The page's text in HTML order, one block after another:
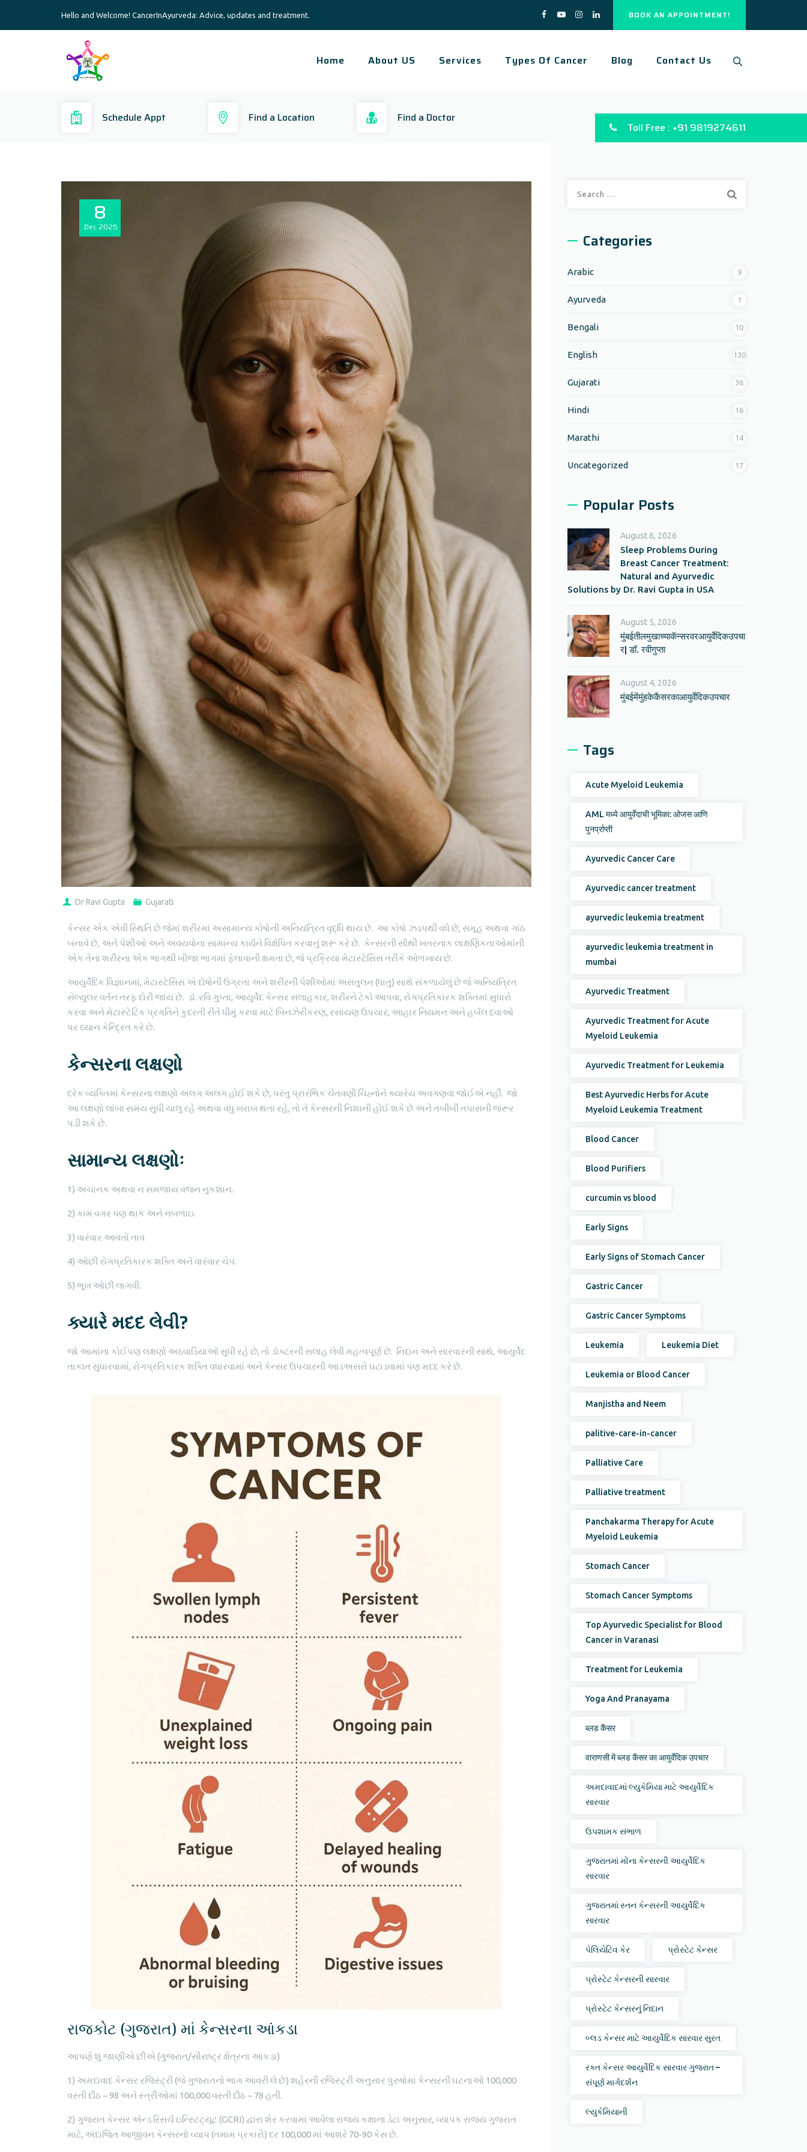
Hello and Welcome! CancerInAyurveda: Advice, updates and treatment. BOOK AN APPOINTMENT!
Home About US Services Types Of Cancer Blog Contact Us
Schedule Appt Find a Location Find a Doctor
Toll Free : +91 9819274611
8
Dec 2025
Dr Ravi Gupta Gujarati
કેન્સર એક એવી સ્થિતિ છે જેમાં શરીરમાં અસામાન્ય કોષોની અનિયંત્રિત વૃદ્ધિ થાય છે. આ કોષો ઝડપથી વધે છે, સમૂહ અથવા ગાંઠ
બનાવે છે, અને પેશીઓ અને અવયવોના સામાન્ય કાર્યને વિક્ષેપિત કરવાનું શરૂ કરે છે. કેન્સરની સૌથી ખતરનાક લાક્ષણિકતાઓમાંની
એક તેના શરીરના એક ભાગથી બીજા ભાગમાં ફેલાવાની ક્ષમતા છે, જે પ્રક્રિયા મેટાસ્ટેસિસ તરીકે ઓળખાય છે.
આયુર્વેદિક વિજ્ઞાનમાં, મેટાસ્ટેસિસ એ દોષોની ઉગ્રતા અને શરીરની પેશીઓમાં અસંતુલન (ધાતુ) સાથે સંકળાયેલું છે જે અનિયંત્રિત
સેલ્યુલર વર્તન તરફ દોરી જાય છે. ડૉ. રવિ ગુપ્તા, આયુર્વેદ કેન્સર સલાહકાર, શરીરને ટેકો આપવા, રોગપ્રતિકારક શક્તિમાં સુધારો
કરવા અને મેટાસ્ટેટિક પ્રગતિને કુદરતી રીતે ધીમું કરવા માટે બિનઝેરીકરણ, રસાયણ ઉપચાર, આહાર નિયમન અને હર્બલ દવાઓ
પર ધ્યાન કેન્દ્રિત કરે છે.
કેન્સરના લક્ષણો
દરેક વ્યક્તિમાં કેન્સરના લક્ષણો અલગ અલગ હોઈ શકે છે, પરંતુ પ્રારંભિક ચેતવણી ચિહ્નોને ક્યારેય અવગણવા જોઈએ નહીં. જો
આ લક્ષણો લાંબા સમય સુધી ચાલુ રહે અથવા વધુ ખરાબ થતા રહે, તો તે કેન્સરની નિશાની હોઈ શકે છે અને તબીબી તપાસની જરૂર
પડી શકે છે.
સામાન્ય લક્ષણોઃ
1) અચાનક અથવા ન સમજાય વજન નુકશાન.
2) કામ વગર પણ થાક અને નબળાઇ.
3) વારંવાર આવતો તાવ
4) ઓછી રોગપ્રતિકારક શક્તિ અને વારંવાર ચેપ.
5) ભૂખ ઓછી લાગવી.
ક્યારે મદદ લેવી?
જો આમાંના કોઈપણ લક્ષણો અઠવાડિયાઓ સુધી રહે છે, તો ડૉક્ટરની સલાહ લેવી મહત્વપૂર્ણ છે. નિદાન અને સારવારની સાથે, આયુર્વેદ
તાકાત સુધારવામાં, રોગપ્રતિકારક શક્તિ વધારવામાં અને કેન્સર ઉપચારની આડઅસરો ઘટાડવામાં પણ મદદ કરે છે.
રાજકોટ (ગુજરાત) માં કેન્સરના આંકડા
આપણે શું જાણીએ છીએ (ગુજરાત/સૌરાષ્ટ્ર ક્ષેત્રના આંકડા)
1) અમદાવાદ કેન્સર રજિસ્ટ્રી (જે ગુજરાતનો ભાગ આવરી લે છે) શહેરની રજિસ્ટ્રી અનુસાર પુરુષોમાં કેન્સરની ઘટનાઓ 100,000
વસ્તી દીઠ ~ 98 અને સ્ત્રીઓમાં 100,000 વસ્તી દીઠ ~ 78 હતી.
2) ગુજરાત કેન્સર એન્ડ રિસર્ચ ઇન્સ્ટિટ્યૂટ (GCRI) દ્વારા શેર કરવામાં આવેલા રાજ્ય કક્ષાના ડેટા અનુસાર, વ્યાપક રાજ્ય ગુજરાત
માટે, અંદાજિત આજીવન કેન્સરનો વ્યાપ (તમામ પ્રકારો) દર 100,000 માં આશરે 70-90 કેસ છે.
Categories
Arabic 9
Ayurveda 1
Bengali 10
English 130
Gujarati 36
Hindi 16
Marathi 14
Uncategorized 17
Popular Posts
August 6, 2026
Sleep Problems During
Breast Cancer Treatment:
Natural and Ayurvedic
Solutions by Dr. Ravi Gupta in USA
August 5, 2026
मुंबईतीलमुखाच्याकॅन्सरवरआयुर्वेदिकउपचा
र| डॉ. रवीगुप्ता
August 4, 2026
मुंबईमेंमुंहकेकैंसरकाआयुर्वेदिकउपचार
Tags
Acute Myeloid Leukemia
AML मध्ये आयुर्वेदाची भूमिका: ओजस आणि
पुनर्प्राप्ती
Ayurvedic Cancer Care
Ayurvedic cancer treatment
ayurvedic leukemia treatment
ayurvedic leukemia treatment in
mumbai
Ayurvedic Treatment
Ayurvedic Treatment for Acute
Myeloid Leukemia
Ayurvedic Treatment for Leukemia
Best Ayurvedic Herbs for Acute
Myeloid Leukemia Treatment
Blood Cancer
Blood Purifiers
curcumin vs blood
Early Signs
Early Signs of Stomach Cancer
Gastric Cancer
Gastric Cancer Symptoms
Leukemia Leukemia Diet
Leukemia or Blood Cancer
Manjistha and Neem
palitive-care-in-cancer
Palliative Care
Palliative treatment
Panchakarma Therapy for Acute
Myeloid Leukemia
Stomach Cancer
Stomach Cancer Symptoms
Top Ayurvedic Specialist for Blood
Cancer in Varanasi
Treatment for Leukemia
Yoga And Pranayama
ब्लड कैंसर
वाराणसी में ब्लड कैंसर का आयुर्वेदिक उपचार
અમદાવાદમાં લ્યુકેમિયા માટે આયુર્વેદિક
સારવાર
ઉપશામક સંભાળ
ગુજરાતમાં મોંના કેન્સરની આયુર્વેદિક
સારવાર
ગુજરાતમાં સ્તન કેન્સરની આયુર્વેદિક
સારવાર
પેલિયેટિવ કેર પ્રોસ્ટેટ કેન્સર
પ્રોસ્ટેટ કેન્સરની સારવાર
પ્રોસ્ટેટ કેન્સરનું નિદાન
બ્લડ કેન્સર માટે આયુર્વેદિક સારવાર સુરત
રક્ત કેન્સર આયુર્વેદિક સારવાર ગુજરાત –
સંપૂર્ણ માર્ગદર્શન
લ્યુકેમિયાની